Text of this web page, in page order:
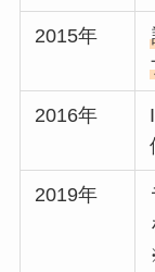
2015年
2016年
2019年